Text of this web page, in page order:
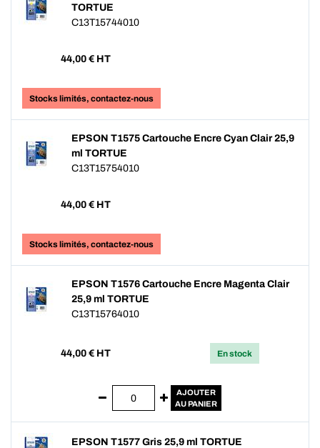
TORTUE
C13T15744010
44,00 € HT
Stocks limités, contactez-nous
EPSON T1575 Cartouche Encre Cyan Clair 25,9
ml TORTUE
C13T15754010
44,00 € HT
Stocks limités, contactez-nous
EPSON T1576 Cartouche Encre Magenta Clair
25,9 ml TORTUE
C13T15764010
44,00 € HT En stock
AJOUTER
AU PANIER
EPSON T1577 Gris 25,9 ml TORTUE